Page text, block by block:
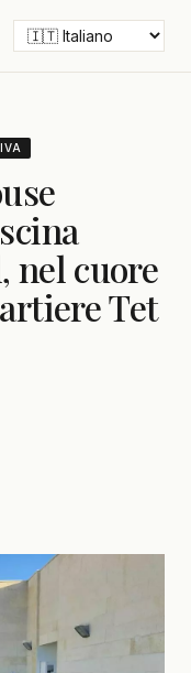
nel cuore
Tet